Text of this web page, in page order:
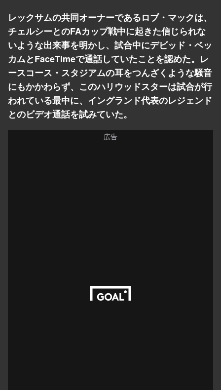
レックサムの共同オーナーであるロブ・マックは、
チェルシーとのFAカップ戦中に起きた信じられな
いような出来事を明かし、試合中にデビッド・ベッ
カムとFaceTimeで通話していたことを認めた。レ
ースコース・スタジアムの耳をつんざくような騒音
にもかかわらず、このハリウッドスターは試合が行
われている最中に、イングランド代表のレジェンド
とのビデオ通話を試みていた。